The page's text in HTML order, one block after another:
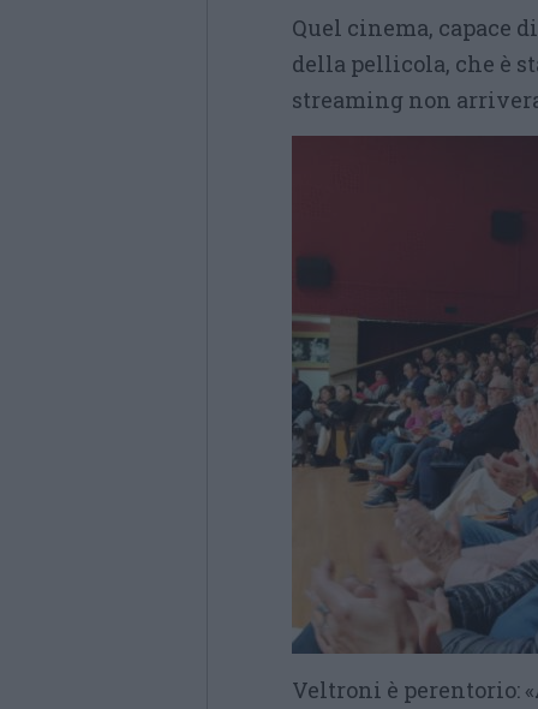
Quel cinema, capace
della pellicola, che è
streaming non
Veltroni è perentorio: «